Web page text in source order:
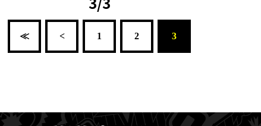
≪ < 1 2 3